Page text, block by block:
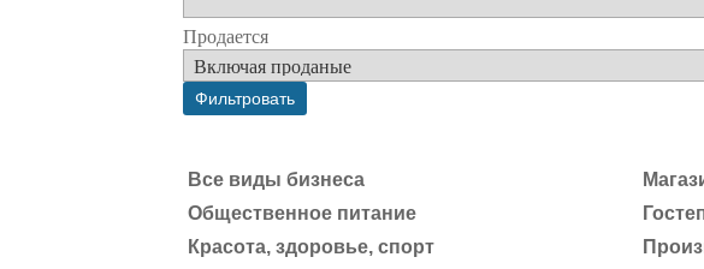
Продается
Все виды бизнеса
Общественное питание
Красота, здоровье, спорт